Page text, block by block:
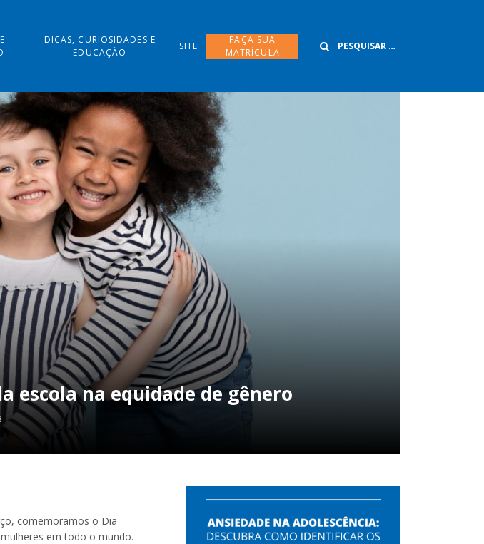
DICAS, CURIOSIDADES E
EDUCAÇÃO
SITE
FAÇA SUA
MATRÍCULA
escola na equidade de gênero
comemoramos o Dia
em todo o mundo.